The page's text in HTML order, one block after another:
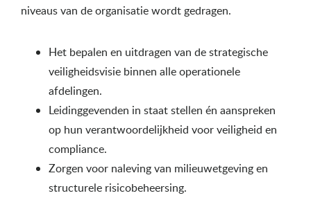
niveaus van de organisatie wordt gedragen.
Het bepalen en uitdragen van de strategische
veiligheidsvisie binnen alle operationele
afdelingen.
Leidinggevenden in staat stellen én aanspreken
op hun verantwoordelijkheid voor veiligheid en
compliance.
Zorgen voor naleving van milieuwetgeving en
structurele risicobeheersing.